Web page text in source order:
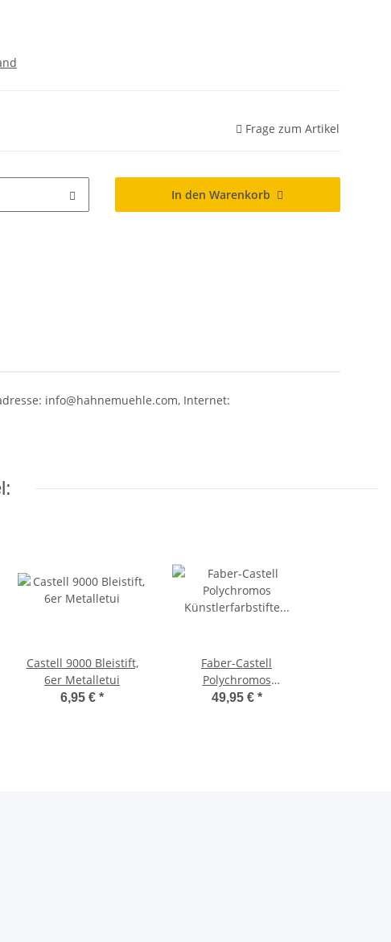
Frage zum Artikel
In den Warenkorb
info@hahnemuehle.com, Internet:
Castell 9000 Bleistift,
6er Metalletui
6,95 € *
Faber-Castell
Polychromos
Künstlerfarbstifte,
49,95 € *